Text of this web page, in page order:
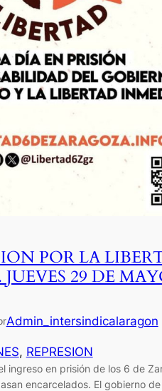
POR LA
29 DE
Admin_intersindicalaragon
, REPRESION
ingreso en prisión de los 6 de
encarcelados. El gobierno